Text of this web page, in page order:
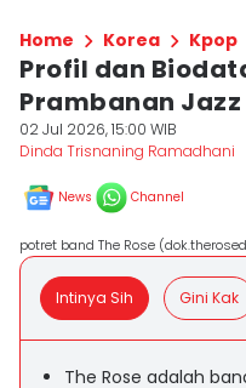
Home Korea Kpop
Profil dan
Prambanan
02 Jul 2026, 15:00 WIB
Dinda Trisnaning Ramadhani
News Channel
potret band The Rose
Intinya Sih Gini Kak
The Rose adalah